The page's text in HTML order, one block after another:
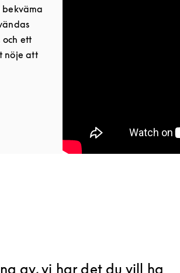
ett
nöje att
av, vi har det du vill ha